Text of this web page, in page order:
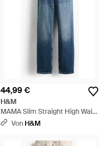
44,99 €
H&M
MAMA Slim Straight High Waist
Jeans - Blau
Von H&M